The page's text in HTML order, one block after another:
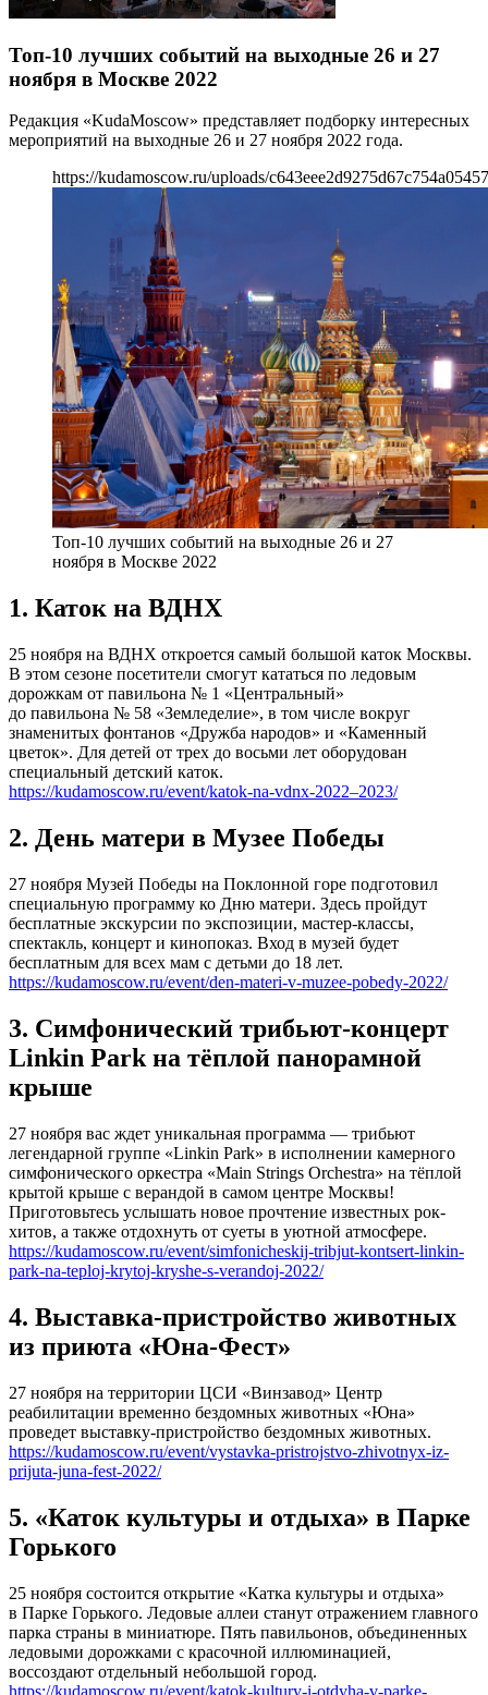
Топ-10 лучших событий на выходные 26 и 27
ноября в Москве 2022
Редакция «KudaMoscow» представляет подборку интересных
мероприятий на выходные 26 и 27 ноября 2022 года.
https://kudamoscow.ru/uploads/
Топ-10 лучших событий на выходные 26 и 27
ноября в Москве 2022
1. Каток на ВДНХ
25 ноября на ВДНХ откроется самый большой каток Москвы.
В этом сезоне посетители смогут кататься по ледовым
дорожкам от павильона № 1 «Центральный»
до павильона № 58 «Земледелие», в том числе вокруг
знаменитых фонтанов «Дружба народов» и «Каменный
цветок». Для детей от трех до восьми лет оборудован
специальный детский каток.
https://kudamoscow.ru/event/katok-na-vdnx-2022–2023/
2. День матери в Музее Победы
27 ноября Музей Победы на Поклонной горе подготовил
специальную программу ко Дню матери. Здесь пройдут
бесплатные экскурсии по экспозиции, мастер-классы,
спектакль, концерт и кинопоказ. Вход в музей будет
бесплатным для всех мам с детьми до 18 лет.
https://kudamoscow.ru/event/den-materi-v-muzee-pobedy-2022/
3. Симфонический трибьют-концерт
Linkin Park на тёплой панорамной
крыше
27 ноября вас ждет уникальная программа — трибьют
легендарной группе «Linkin Park» в исполнении камерного
симфонического оркестра «Main Strings Orchestra» на тёплой
крытой крыше с верандой в самом центре Москвы!
Приготовьтесь услышать новое прочтение известных рок-
хитов, а также отдохнуть от суеты в уютной атмосфере.
https://kudamoscow.ru/event/simfonicheskij-tribjut-kontsert-linkin-
park-na-teploj-krytoj-kryshe-s-verandoj-2022/
4. Выставка-пристройство животных
из приюта «Юна-Фест»
27 ноября на территории ЦСИ «Винзавод» Центр
реабилитации временно бездомных животных «Юна»
проведет выставку-пристройство бездомных животных.
https://kudamoscow.ru/event/vystavka-pristrojstvo-zhivotnyx-iz-
prijuta-juna-fest-2022/
5. «Каток культуры и отдыха» в Парке
Горького
25 ноября состоится открытие «Катка культуры и отдыха»
в Парке Горького. Ледовые аллеи станут отражением главного
парка страны в миниатюре. Пять павильонов, объединенных
ледовыми дорожками с красочной иллюминацией,
воссоздают отдельный небольшой город.
https://kudamoscow.ru/event/katok-kultury-i-otdyha-v-parke-